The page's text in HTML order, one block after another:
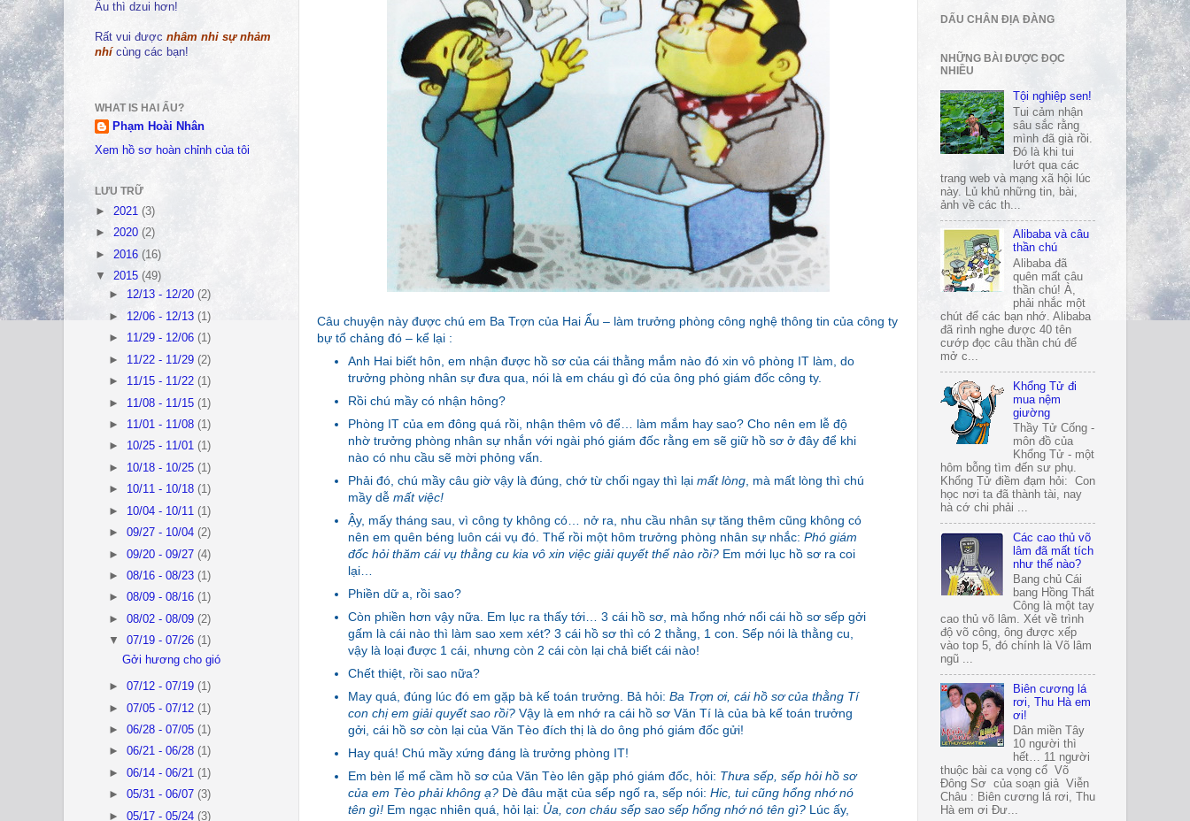
Câu chuyện này được chú em Ba Trợn của Hai Ẩu – làm trưởng phòng công nghệ thông tin của công ty
bự tổ chảng đó – kể lại :
Anh Hai biết hôn, em nhận được hồ sơ của cái thằng mắm nào đó xin vô phòng IT làm, do
trưởng phòng nhân sự đưa qua, nói là em cháu gì đó của ông phó giám đốc công ty.
Rồi chú mầy có nhận hông?
Phòng IT của em đông quá rồi, nhận thêm vô để… làm mắm hay sao? Cho nên em lễ độ
nhờ trưởng phòng nhân sự nhắn với ngài phó giám đốc rằng em sẽ giữ hồ sơ ở đây để khi
nào có nhu cầu sẽ mời phỏng vấn.
Phải đó, chú mầy câu giờ vậy là đúng, chớ từ chối ngay thì lại mất lòng, mà mất lòng thì chú
mầy dễmất việc!
Ậy, mấy tháng sau, vì công ty không có… nở ra, nhu cầu nhân sự tăng thêm cũng không có
nên em quên béng luôn cái vụ đó. Thế rồi một hôm trưởng phòng nhân sự nhắc: Phó giám
đốc hỏi thăm cái vụ thằng cu kia vô xin việc giải quyết thế nào rồi? Em mới lục hồ sơ ra coi
lại…
Phiền dữ a, rồi sao?
Còn phiền hơn vậy nữa. Em lục ra thấy tới… 3 cái hồ sơ, mà hổng nhớ nổi cái hồ sơ sếp gởi
gấm là cái nào thì làm sao xem xét? 3 cái hồ sơ thì có 2 thằng, 1 con. Sếp nói là thằng cu,
vậy là loại được 1 cái, nhưng còn 2 cái còn lại chả biết cái nào!
Chết thiệt, rồi sao nữa?
May quá, đúng lúc đó em gặp bà kế toán trưởng. Bả hỏi: Ba Trợn ơi, cái hồ sơ của thằng Tí
con chị em giải quyết sao rồi?Vậy là em nhớ ra cái hồ sơ Văn Tí là của bà kế toán trưởng
gởi, cái hồ sơ còn lại của Văn Tèo đích thị là do ông phó giám đốc gửi!
Hay quá! Chú mầy xứng đáng là trưởng phòng IT!
Em bèn lể mể cầm hồ sơ của Văn Tèo lên gặp phó giám đốc, hỏi: Thưa sếp, sếp hỏi hồ sơ
của em Tèo phải không ạ?Dè đâu mặt của sếp ngố ra, sếp nói: Hic, tui cũng hổng nhớ nó
tên gì!Em ngạc nhiên quá, hỏi lại: Ủa, con cháu sếp sao sếp hổng nhớ nó tên gì?Lúc ấy,
Ẩu thì dzui hơn!
Rất vui được nhâm nhi sự nhảm
nhí cùng các bạn!
WHAT IS HAI ẨU?
Phạm Hoài Nhân
Xem hồ sơ hoàn chỉnh của tôi
LƯU TRỮ
► 2021 (3)
► 2020 (2)
► 2016 (16)
▼ 2015 (49)
► 12/13 - 12/20(2)
► 12/06 - 12/13 (1)
► 11/29 - 12/06(1)
► 11/22 - 11/29(2)
► 11/15 - 11/22(1)
► 11/08 - 11/15(1)
► 11/01 - 11/08(1)
► 10/25 - 11/01(1)
► 10/18 - 10/25(1)
► 10/11 - 10/18(1)
► 10/04 - 10/11(1)
►09/27 - 10/04(2)
►09/20 - 09/27(4)
►08/16 - 08/23(1)
►08/09 - 08/16(1)
►08/02 - 08/09(2)
▼07/19 - 07/26(1)
Gởi hương cho gió
►07/12 - 07/19(1)
►07/05 - 07/12(1)
►06/28 - 07/05(1)
►06/21 - 06/28(1)
►06/14 - 06/21(1)
►05/31 - 06/07(3)
►05/17 - 05/24(3)
DẤU CHÂN ĐỊA ĐÀNG
NHỮNG BÀI ĐƯỢC ĐỌC
NHIỀU
Tội nghiệp sen!
Tui cảm nhận
sâu sắc rằng
mình đã già rồi.
Đó là khi tui
lướt qua các
trang web và mạng xã hội lúc
này. Lủ khủ những tin, bài,
ảnh về các th...
Alibaba và câu
thần chú
Alibaba đã
quên mất câu
thần chú! À,
phải nhắc một
chút để các bạn nhớ. Alibaba
đã rình nghe được 40 tên
cướp đọc câu thần chú để
mở c...
Khổng Tử đi
mua nệm
giường
Thầy Tử Cống -
môn đồ của
Khổng Tử - một
hôm bỗng tìm đến sư phụ.
Khổng Tử điềm đạm hỏi: Con
học nơi ta đã thành tài, nay
hà cớ chi phải ...
Các cao thủ võ
lâm đã mất tích
như thế nào?
Bang chủ Cái
bang Hồng Thất
Công là một tay
cao thủ võ lâm. Xét về trình
độ võ công, ông được xếp
vào top 5, đó chính là Võ lâm
ngũ ...
Biên cương lá
rơi, Thu Hà em
ơi!
Dân miền Tây
10 người thì
hết… 11 người
thuộc bài ca vọng cổ Võ
Đông Sơ của soạn giả Viễn
Châu : Biên cương lá rơi, Thu
Hà em ơi Đư...